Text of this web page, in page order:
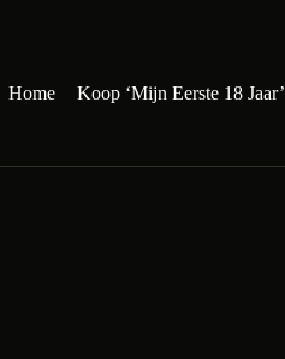
Home
Koop ‘Mijn Eerste 18 Jaar’